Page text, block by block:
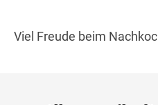
Viel Freude beim